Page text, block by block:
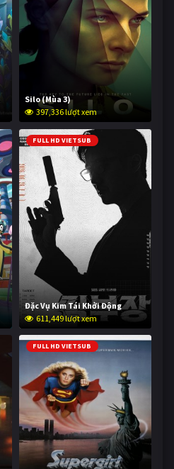
Silo (Mùa 3)
397,336 lượt xem
FULL HD VIETSUB
Đặc Vụ Kim Tái Khởi Động
611,449 lượt xem
FULL HD VIETSUB